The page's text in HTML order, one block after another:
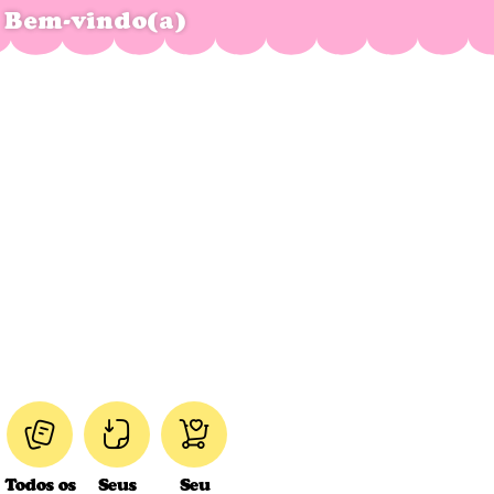
Bem-vindo(a)
Todos os
Seus
Seu